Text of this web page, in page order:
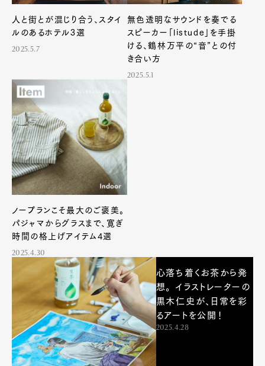
人と街とが混じり合う、スタイ
ルのあるホテル3選
2025.5.7
無色透明なサウンドを奏でる
スピーカー「listude」を手掛
ける、鶴林万平の“音”との付
き合い方
2025.5.1
ノープランこそ最大のご褒美。
パジャマからグラスまで、寛ぎ
時間の格上げアイテム4選
2025.4.30
心落ち着くお茶から発
想。 イラストレーターの
黒木仁史が、日常を彩
るアートを公開！
2025.4.28